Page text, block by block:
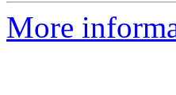
More